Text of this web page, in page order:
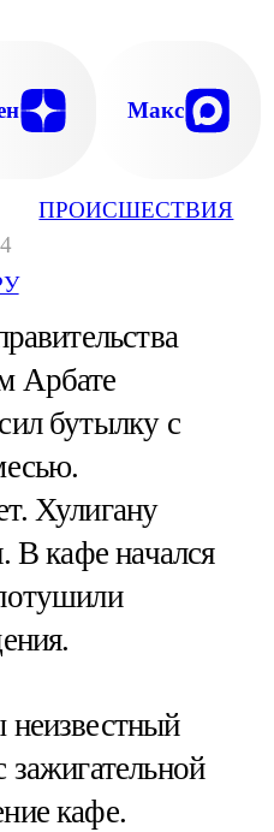
ПРОИСШЕСТВИЯ
Макс
Арбате
бутылку с
Хулигану
В кафе начался
кафе.